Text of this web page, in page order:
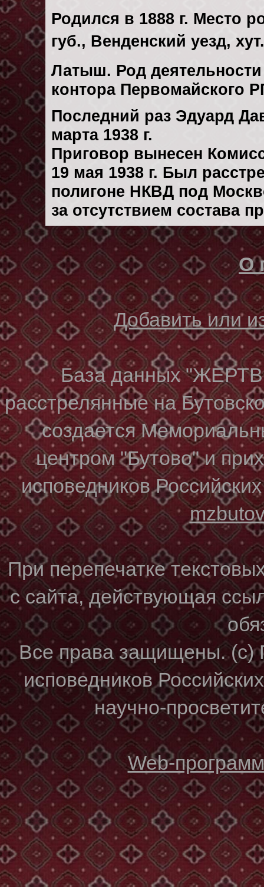
Родился в 1888 г. Место
губ., Венденский уезд,
Латыш. Род деятельности
контора Первомайского
Последний раз Эдуард
марта 1938 г.
Приговор вынесен
19 мая 1938 г. Был
полигоне НКВД под
за отсутствием состава
О
Добавить или
База данных
расстрелянные на
создается
центром "Бутово" и
исповедников
При перепечатке
с сайта, действующая
Все права защищены. (с)
исповедников
научно-
Web-